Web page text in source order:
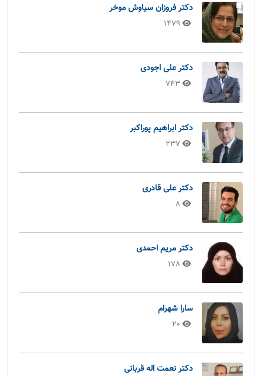
دکتر فروزان سیاوش موخر
1479
دکتر علی اجودی
743
دکتر ابراهیم پوراکبر
237
دکتر علی قادری
8
دکتر مریم احمدی
178
سارا شهرام
20
دکتر نعمت اله قربانی